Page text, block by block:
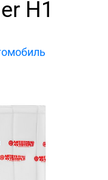
H1